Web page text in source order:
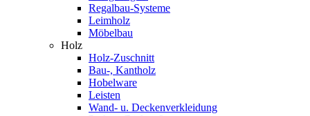
Regalbau-Systeme
Leimholz
Möbelbau
Holz
Holz-Zuschnitt
Bau-, Kantholz
Hobelware
Leisten
Wand- u. Deckenverkleidung